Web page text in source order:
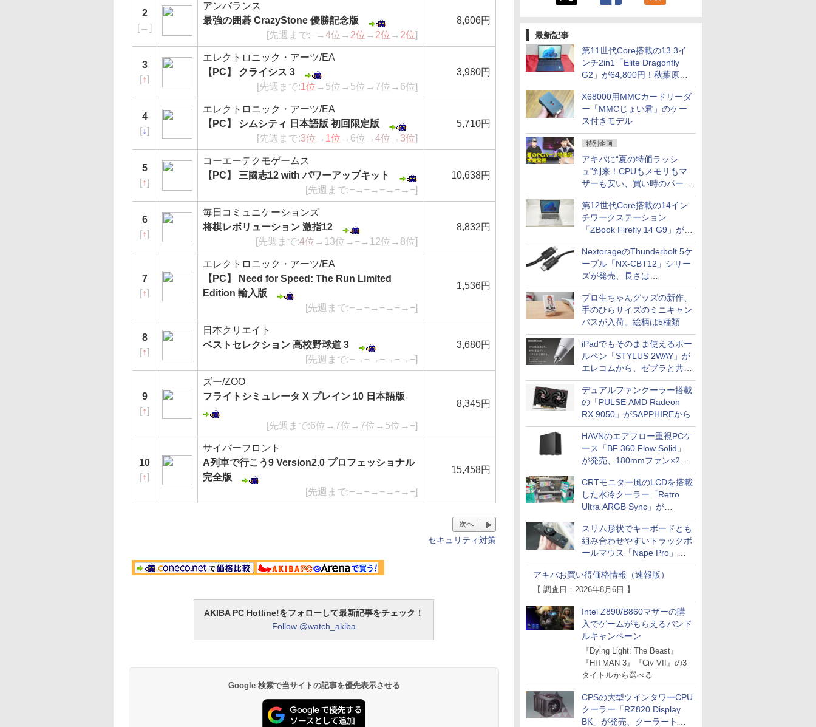
最新記事
第11世代Core搭載の13.3イ
ンチ2in1「Elite Dragonfly
G2」が64,800円！秋葉原で
中古PCセール
X68000用MMCカードリーダ
ー「MMCじょい君」のケー
ス付きモデル
特別企画
アキバに“夏の特価ラッシ
ュ”到来！CPUもメモリもマ
ザーも安い、買い時のパーツ
は？【8月7日(金)22時配信】
第12世代Core搭載の14イン
チワークステーション
「ZBook Firefly 14 G9」が
79,800円！秋葉原で中古PC
セール
NextorageのThunderbolt 5ケ
ーブル「NX-CBT12」シリー
ズが発売、長さは
30cm/50cm/1mの3種類
プロ生ちゃんグッズの新作、
手のひらサイズのミニキャン
バスが入荷。絵柄は5種類
iPadでもそのまま使えるボー
ルペン「STYLUS 2WAY」が
エレコムから、ゼブラと共同
開発
デュアルファンクーラー搭載
の「PULSE AMD Radeon
RX 9050」がSAPPHIREから
HAVNのエアフロー重視PCケ
ース「BF 360 Flow Solid」
が発売、180mmファン×2搭
載
CRTモニター風のLCDを搭載
した水冷クーラー「Retro
Ultra ARGB Sync」が
Thermaltakeから
スリム形状でキーボードとも
組み合わせやすいトラックボ
ールマウス「Nape Pro」が
Keychronから
アキバお買い得価格情報（速報版）
【 調査日：2026年8月6日 】
Intel Z890/B860マザーの購
入でゲームがもらえるバンド
ルキャンペーン
『Dying Light: The Beast』
『HITMAN 3』『Civ VII』の3
タイトルから選べる
CPSの大型ツインタワーCPU
クーラー「RZ820 Display
BK」が発売、クーラートッ
2
[→]
アンバランス
最強の囲碁 CrazyStone 優勝記念版
[先週まで:−→4位 → 2位 → 2位 → 2位]
8,606円
3
[↑]
エレクトロニック・アーツ/EA
【PC】 クライシス 3
[先週まで:1位 →5位→5位→7位→6位]
3,980円
4
[↓]
エレクトロニック・アーツ/EA
【PC】 シムシティ 日本語版 初回限定版
[先週まで:3位 → 1位 →6位→4位 → 3位]
5,710円
5
[↑]
コーエーテクモゲームス
【PC】 三國志12 with パワーアップキット
[先週まで:−→−→−→−→−]
10,638円
6
[↑]
毎日コミュニケーションズ
将棋レボリューション 激指12
[先週まで:4位 →13位→−→12位→8位]
8,832円
7
[↑]
エレクトロニック・アーツ/EA
【PC】 Need for Speed: The Run Limited
Edition 輸入版
[先週まで:−→−→−→−→−]
1,536円
8
[↑]
日本クリエイト
ベストセレクション 高校野球道 3
[先週まで:−→−→−→−→−]
3,680円
9
[↑]
ズー/ZOO
フライトシミュレータ X プレイン 10 日本語版
[先週まで:6位→7位→7位→5位→−]
8,345円
10
[↑]
サイバーフロント
A列車で行こう9 Version2.0 プロフェッショナル
完全版
[先週まで:−→−→−→−→−]
15,458円
次へ
セキュリティ対策
AKIBA PC Hotline!をフォローして最新記事をチェック！
Follow @watch_akiba
Google 検索で当サイトの記事を優先表示させる